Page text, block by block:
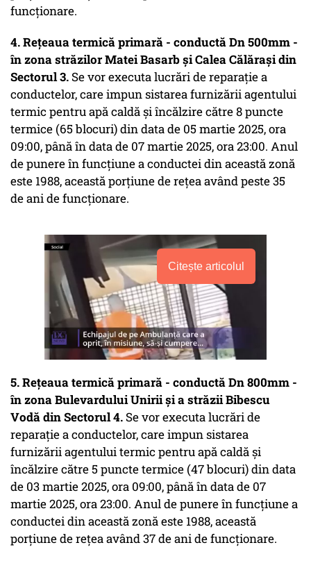
funcționare.
4. Rețeaua termică primară - conductă Dn 500mm -
în zona străzilor Matei Basarb și Calea Călărași din
Sectorul 3. Se vor executa lucrări de reparație a
conductelor, care impun sistarea furnizării agentului
termic pentru apă caldă şi încălzire către 8 puncte
termice (65 blocuri) din data de 05 martie 2025, ora
09:00, până în data de 07 martie 2025, ora 23:00. Anul
de punere în funcțiune a conductei din această zonă
este 1988, această porțiune de rețea având peste 35
de ani de funcționare.
Citește articolul
5. Rețeaua termică primară - conductă Dn 800mm -
în zona Bulevardului Unirii și a străzii Bibescu
Vodă din Sectorul 4. Se vor executa lucrări de
reparație a conductelor, care impun sistarea
furnizării agentului termic pentru apă caldă și
încălzire către 5 puncte termice (47 blocuri) din data
de 03 martie 2025, ora 09:00, până în data de 07
martie 2025, ora 23:00. Anul de punere în funcțiune a
conductei din această zonă este 1988, această
porțiune de rețea având 37 de ani de funcționare.